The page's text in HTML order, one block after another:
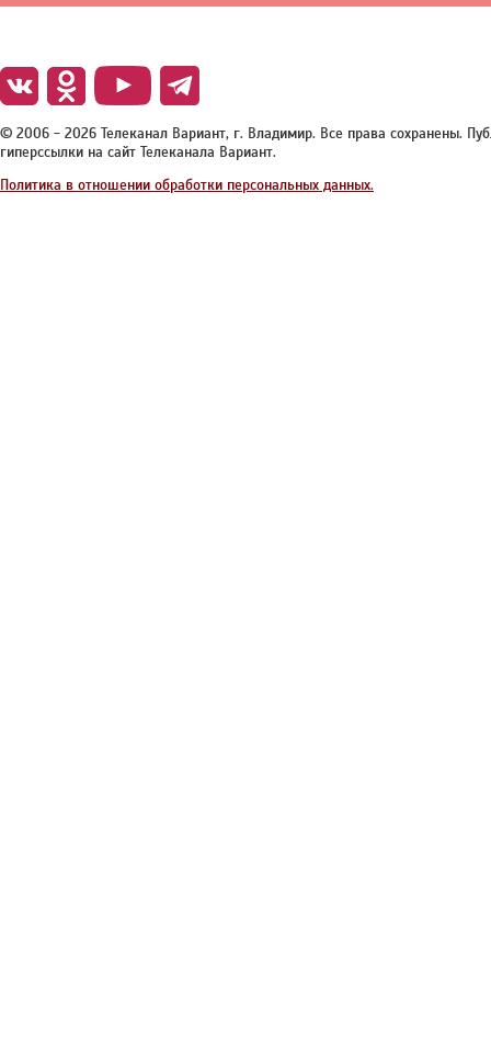
© 2006 - 2026 Телеканал Вариант, г. Владимир. Все права сохранены.
гиперссылки на сайт Телеканала Вариант.
Политика в отношении обработки персональных данных.